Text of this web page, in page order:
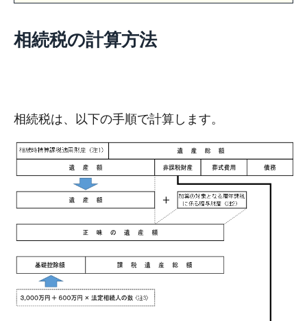
相続税の計算方法
相続税は、以下の手順で計算します。